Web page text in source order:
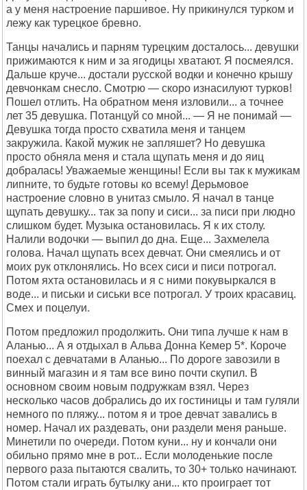
а у меня настроение паршивое. Ну прикинулся турком и
лежу как турецкое бревно.
Танцы начались и парням турецким досталось... девушки
прижимаются к ним и за ягодицы хватают. Я посмеялся.
Дальше круче... достали русской водки и конечно крышу
девчонкам снесло. Смотрю — скоро изнасилуют турков!
Пошел отлить. На обратном меня изловили... а точнее
лет 35 девушка. Потанцуй со мной... — Я не понимай —
Девушка тогда просто схватила меня и танцем
закружила. Какой мужик не запляшет? Но девушка
просто обняла меня и стала щупать меня и до яиц
добралась! Уважаемые женщины! Если вы так к мужикам
липните, то будьте готовы ко всему! Дерьмовое
настроение словно в унитаз смыло. Я начал в танце
щупать девушку... так за попу и сиси... за писи при людно
слишком будет. Музыка остановилась. Я к их столу.
Налили водочки — выпил до дна. Еще... Захмелела
голова. Начал щупать всех девчат. Они смеялись и от
моих рук отклонялись. Но всех сиси и писи потрогал.
Потом яхта остановилась и я с ними покувыркался в
воде... и письки и сиськи все потрогал. У троих красавиц.
Смех и поцелуи.
Потом предложил продолжить. Они типа лучше к нам в
Аланью... А я отдыхал в Альва Донна Кемер 5*. Короче
поехал с девчатами в Аланью... По дороге завозили в
винный магазин и я там все вино почти скупил. В
основном своим новым подружкам взял. Через
несколько часов добрались до их гостиницы и там гуляли
немного по пляжу... потом я и трое девчат завались в
номер. Начал их раздевать, они раздели меня раньше.
Минетили по очереди. Потом куни... ну и кончали они
обильно прямо мне в рот... Если молоденькие после
первого раза пытаются свалить, то 30+ только начинают.
Потом стали играть бутылку ани... кто проиграет тот